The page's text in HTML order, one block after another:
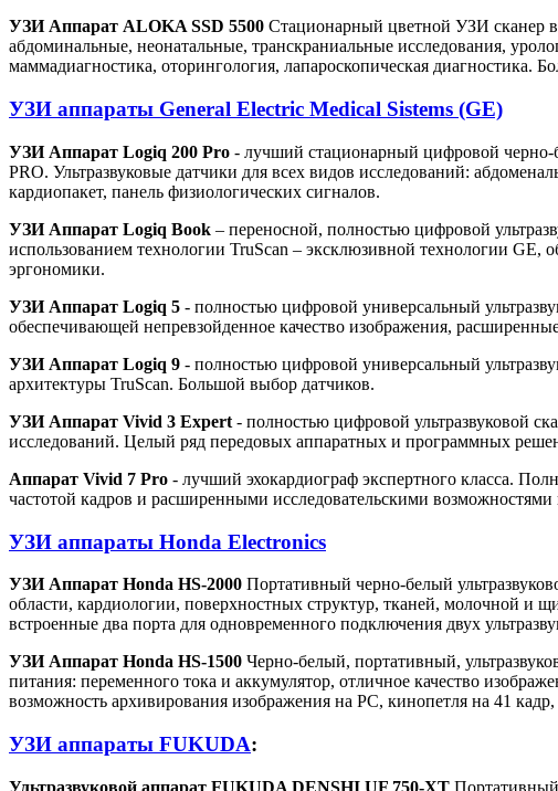
УЗИ Аппарат ALOKA SSD 5500 Стационарный цветной УЗИ сканер
абдоминальные, неонатальные, транскраниальные исследования,
маммадиагностика, оторингология, лапароскопическая диагностика.
УЗИ аппараты General Electric Medical Sistems (GE)
УЗИ Аппарат Logiq 200 Pro - лучший стационарный цифровой черно-
PRO. Ультразвуковые датчики для всех видов исследований:
кардиопакет, панель физиологических сигналов.
УЗИ Аппарат Logiq Book – переносной, полностью цифровой
использованием технологии TruScan – эксклюзивной технологии
эргономики.
УЗИ Аппарат Logiq 5 - полностью цифровой универсальный
обеспечивающей непревзойденное качество изображения,
УЗИ Аппарат Logiq 9 - полностью цифровой универсальный
архитектуры TruScan. Большой выбор датчиков.
УЗИ Аппарат Vivid 3 Expert - полностью цифровой ультразвуковой
исследований. Целый ряд передовых аппаратных и программных
Аппарат Vivid 7 Pro - лучший эхокардиограф экспертного класса.
частотой кадров и расширенными исследовательскими
УЗИ аппараты Honda Electronics
УЗИ Аппарат Honda HS-2000 Портативный черно-белый
области, кардиологии, поверхностных структур, тканей, молочной и
встроенные два порта для одновременного подключения двух
УЗИ Аппарат Honda HS-1500 Черно-белый, портативный,
питания: переменного тока и аккумулятор, отличное качество
возможность архивирования изображения на PC, кинопетля на 41
УЗИ аппараты FUKUDA:
Ультразвуковой аппарат FUKUDA DENSHI UF 750-XT Портативный